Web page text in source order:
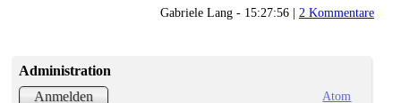
Gabriele Lang - 15:27:56 | 2 Kommentare
Administration
Anmelden
Atom